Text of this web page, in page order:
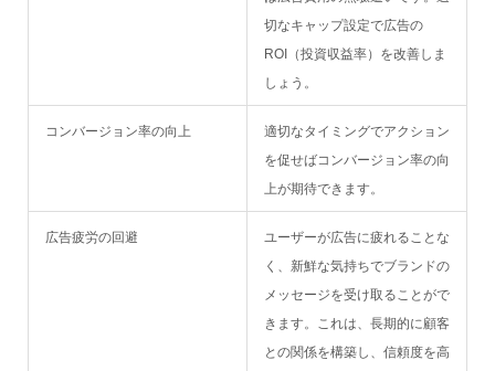
切なキャップ設定で広告の
ROI（投資収益率）を改善しま
しょう。
コンバージョン率の向上
適切なタイミングでアクション
を促せばコンバージョン率の向
上が期待できます。
広告疲労の回避
ユーザーが広告に疲れることな
く、新鮮な気持ちでブランドの
メッセージを受け取ることがで
きます。これは、長期的に顧客
との関係を構築し、信頼度を高